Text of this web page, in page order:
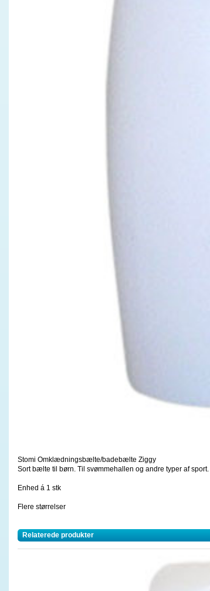
Stomi Omklædningsbælte/badebælte Ziggy
Sort bælte til børn. Til svømmehallen og andre typer af sport.
Enhed á 1 stk
Flere størrelser
Relaterede produkter